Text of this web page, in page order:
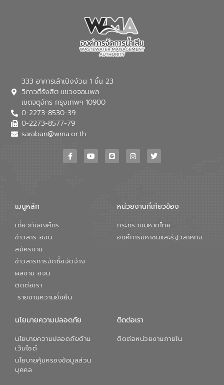
333 อาคารเล้าเป้งง้วน 1 ชั้น 23
วิภาวดีรังสิต แขวงจอมพล
เขตจตุจักร กรุงเทพฯ 10900
0-2273-8530-39
0-2273-8577-79
saraban@wma.or.th
เมนูหลัก
เกี่ยวกับองค์กร
ข่าวสาร อจน.
สมัครงาน
ข่าวสารการจัดซื้อจัดจ้าง
ผลงาน อจน.
ติดต่อเรา
รายงานความยั่งยืน
หน่วยงานที่เกียวข้อง
กระทรวงมหาดไทย
องค์การมหาชนและรัฐวิสาหกิจ
นโยบายความปลอดภัย
นโยบายความปลอดภัยด้าน
เว็บไซต์
นโยบายคุ้มครองข้อมูลส่วน
บุคคล
ติดต่อเรา
ติดต่อหน่วยงานภายใน